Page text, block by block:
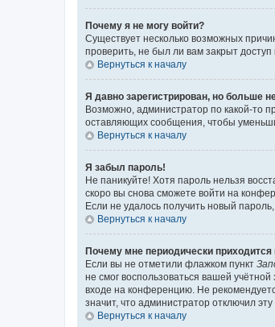
Почему я не могу войти?
Существует несколько возможных
проверить, не был ли вам закрыт
Вернуться к началу
Я давно зарегистрирован, но больше
Возможно, администратор по какой-то
оставляющих сообщения, чтобы
Вернуться к началу
Я забыл пароль!
Не паникуйте! Хотя пароль нельзя
скоро вы снова сможете войти на
Если не удалось получить новый
Вернуться к началу
Почему мне периодически
Если вы не отметили флажком пункт
не смог воспользоваться вашей
входе на конференцию. Не
значит, что администратор отключил
Вернуться к началу